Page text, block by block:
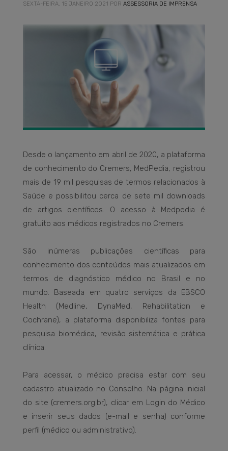
SEXTA-FEIRA, 15 JANEIRO 2021 POR ASSESSORIA DE IMPRENSA
Desde o lançamento em abril de 2020, a plataforma
de conhecimento do Cremers, MedPedia, registrou
mais de 19 mil pesquisas de termos relacionados à
Saúde e possibilitou cerca de sete mil downloads
de artigos científicos. O acesso à Medpedia é
gratuito aos médicos registrados no Cremers.
São inúmeras publicações científicas para
conhecimento dos conteúdos mais atualizados em
termos de diagnóstico médico no Brasil e no
mundo. Baseada em quatro serviços da EBSCO
Health (Medline, DynaMed, Rehabilitation e
Cochrane), a plataforma disponibiliza fontes para
pesquisa biomédica, revisão sistemática e prática
clínica.
Para acessar, o médico precisa estar com seu
cadastro atualizado no Conselho. Na página inicial
do site (cremers.org.br), clicar em Login do Médico
e inserir seus dados (e-mail e senha) conforme
perfil (médico ou administrativo).